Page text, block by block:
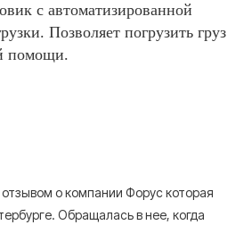
с автоматизированной
Позволяет погрузить груз
помощи.
о компании Форус которая
Обращалась в нее, когда